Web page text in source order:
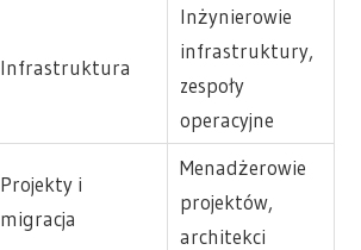
Infrastruktura
Inżynierowie
infrastruktury,
zespoły
operacyjne
Projekty i
migracja
Menadżerowie
projektów,
architekci